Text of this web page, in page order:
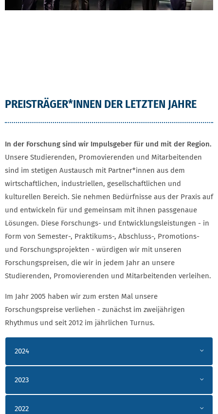
PREISTRÄGER*INNEN DER LETZTEN JAHRE
In der Forschung sind wir Impulsgeber für und mit der Region.
Unsere Studierenden, Promovierenden und Mitarbeitenden
sind im stetigen Austausch mit Partner*innen aus dem
wirtschaftlichen, industriellen, gesellschaftlichen und
kulturellen Bereich. Sie nehmen Bedürfnisse aus der Praxis auf
und entwickeln für und gemeinsam mit ihnen passgenaue
Lösungen. Diese Forschungs- und Entwicklungsleistungen - in
Form von Semester-, Praktikums-, Abschluss-, Promotions-
und Forschungsprojekten - würdigen wir mit unseren
Forschungspreisen, die wir in jedem Jahr an unsere
Studierenden, Promovierenden und Mitarbeitenden verleihen.
Im Jahr 2005 haben wir zum ersten Mal unsere
Forschungspreise verliehen - zunächst im zweijährigen
Rhythmus und seit 2012 im jährlichen Turnus.
2024
2023
2022